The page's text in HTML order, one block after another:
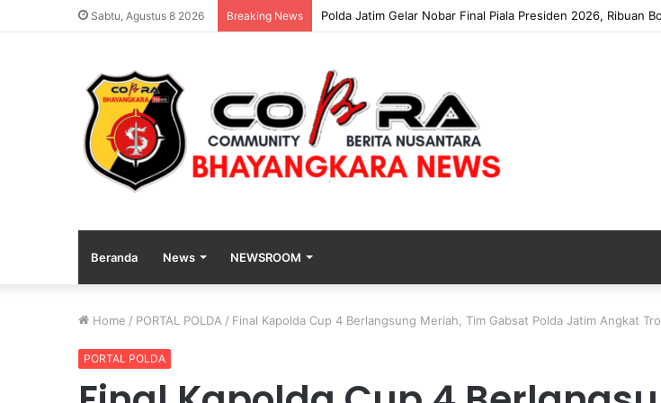
Sabtu, Agustus 8 2026 Breaking News Polres Blitar Kota Gelar Gerakan Pangan Murah Sambut HUT
Beranda News NEWSROOM
Home / PORTAL POLDA / Final Kapolda Cup 4 Berlangsung Meriah, Tim Gabsat Polda Jatim Angkat
PORTAL POLDA